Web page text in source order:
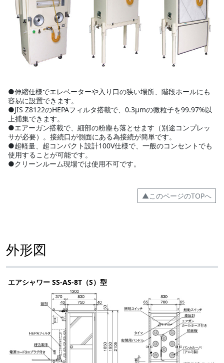
●伸縮仕様でエレベーターや入り口の狭い場所、階段ホールにも
容易に設置できます。
●JIS Z8122のHEPAフィルタ搭載で、0.3μmの微粒子を99.97%以
上捕集できます。
●エアーガン搭載で、細部の粉塵も落とせます（別途コンプレッ
サが必要）。接続口が側面にある為接続が簡単です。
●超軽量、超コンパクト設計100V仕様で、一般のコンセントでも
使用することが可能です。
●クリーンルーム現場では使用不可です。
▲このページのTOPへ
外形図
エアシャワー SS-AS-8T（S）型